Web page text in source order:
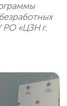
РО «ЦЗН г.